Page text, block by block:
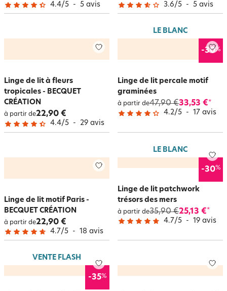
4.4/5 - 5 avis 3.6/5 - 5 avis
Linge de lit à fleurs
tropicales - BECQUET
CRÉATION
à partir de22,90 €
4.4/5 - 29 avis
LE BLANC
-30%
Linge de lit percale motif
graminées
à partir de47,90 €33,53 €*
4.2/5 - 17 avis
Linge de lit motif Paris -
BECQUET CRÉATION
à partir de22,90 €
4.7/5 - 18 avis
LE BLANC
-30%
Linge de lit patchwork
trésors des mers
à partir de35,90 €25,13 €*
4.7/5 - 19 avis
VENTE FLASH
-35%